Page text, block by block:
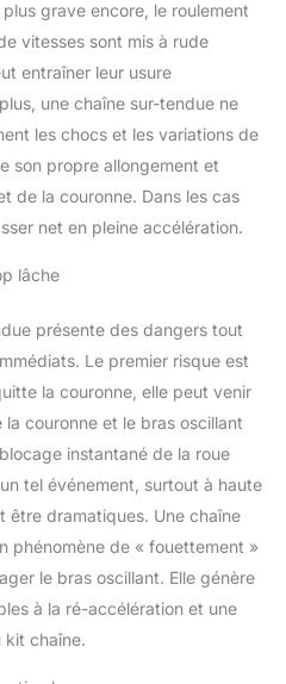
grave encore, le roulement
vitesses sont mis à rude
entraîner leur usure
une chaîne sur-tendue ne
les chocs et les variations de
son propre allongement et
de la couronne. Dans les cas
net en pleine accélération.
lâche
présente des dangers tout
Le premier risque est
la couronne, elle peut venir
couronne et le bras oscillant
instantané de la roue
tel événement, surtout à haute
être dramatiques. Une chaîne
phénomène de « fouettement »
le bras oscillant. Elle génère
à la ré-accélération et une
kit chaîne.